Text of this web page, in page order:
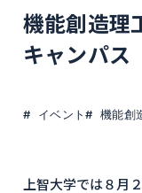
機能創造理
キャンパス
イベント 機能創
上智大学では８月